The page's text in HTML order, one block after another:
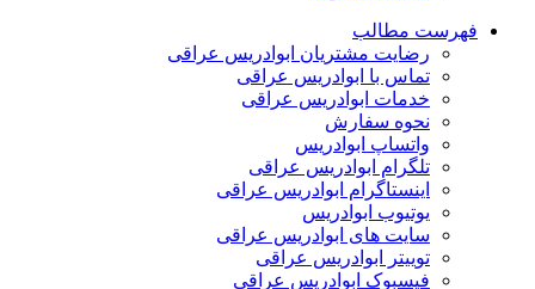
فهرست مطالب
رضایت مشتریان ابوادریس عراقی
تماس با ابوادریس عراقی
خدمات ابوادریس عراقی
نحوه سفارش
واتساپ ابوادریس
تلگرام ابوادریس عراقی
اینستاگرام ابوادریس عراقی
یوتیوب ابوادریس
سایت های ابوادریس عراقی
توییتر ابوادریس عراقی
فیسبوک ابوادریس عراقی